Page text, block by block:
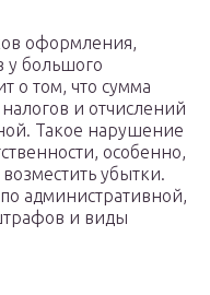
оформления,
у большого
о том, что сумма
и отчислений
Такое нарушение
особенно,
убытки.
административной,
и виды